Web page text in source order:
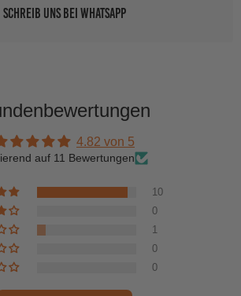
Schreib uns bei WhatsApp
4.82 von 5
auf 11 Bewertungen
10
0
1
0
0